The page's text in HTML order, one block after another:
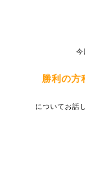
今
勝利の方
についてお話